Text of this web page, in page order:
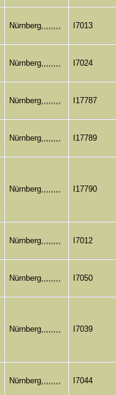
Nürnberg,,,,,,,, I7013
Nürnberg,,,,,,,, I7024
Nürnberg,,,,,,,, I17787
Nürnberg,,,,,,,, I17789
Nürnberg,,,,,,,, I17790
Nürnberg,,,,,,,, I7012
Nürnberg,,,,,,,, I7050
Nürnberg,,,,,,,, I7039
Nürnberg,,,,,,,, I7044